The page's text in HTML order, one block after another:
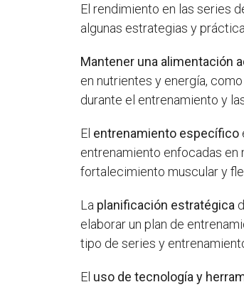
El rendimiento en las series
algunas estrategias y
Mantener una alimentación
en nutrientes y energía,
durante el entrenamiento y
El entrenamiento específico
entrenamiento enfocadas
fortalecimiento muscular y
La planificación estratégica
elaborar un plan de
tipo de series y
El uso de tecnología y